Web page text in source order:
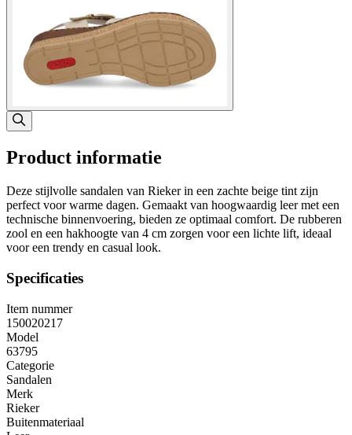
Product informatie
Deze stijlvolle sandalen van Rieker in een zachte beige tint zijn
perfect voor warme dagen. Gemaakt van hoogwaardig leer met een
technische binnenvoering, bieden ze optimaal comfort. De rubberen
zool en een hakhoogte van 4 cm zorgen voor een lichte lift, ideaal
voor een trendy en casual look.
Specificaties
Item nummer
150020217
Model
63795
Categorie
Sandalen
Merk
Rieker
Buitenmateriaal